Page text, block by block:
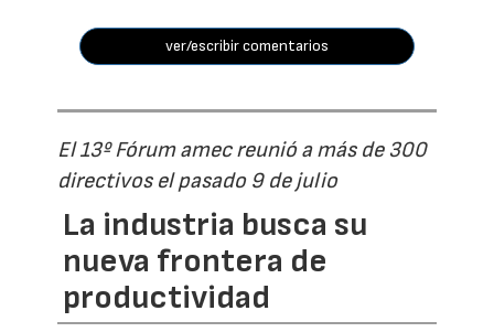
ver/escribir comentarios
El 13º Fórum amec reunió a más de 300
directivos el pasado 9 de julio
La industria busca su
nueva frontera de
productividad